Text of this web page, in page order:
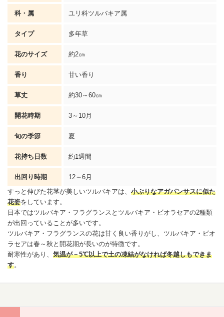
科・属 ユリ科ツルバキア属
タイプ 多年草
花のサイズ 約2㎝
香り 甘い香り
草丈 約30～60㎝
開花時期 3～10月
旬の季節 夏
花持ち日数 約1週間
出回り時期
12～6月
すっと伸びた花茎が美しいツルバキアは、 小ぶりなアガパンサスに似た
花姿をしています。
日本ではツルバキア・フラグランスとツルバキア・ ビオラ セアの2種類
が出回っていることが多いです。
ツルバキア・フラグランスの花は甘く良い香りがし、ツルバキア・ ビオ
ラ セアは春～秋と開花期が長いのが特徴です。
耐寒性があり、 気温が－5℃以上で土の凍結がなければ冬越しもできま
す。